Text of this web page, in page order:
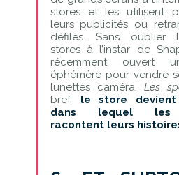
stores et les utilisent
leurs publicités ou
défilés. Sans oublier
stores à l’instar de
récemment ouvert
éphémère pour vendre
lunettes caméra, Les
bref, le store
dans lequel les
racontent leurs